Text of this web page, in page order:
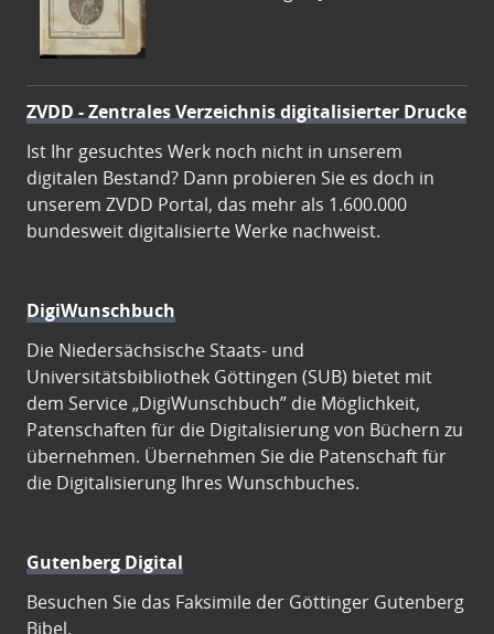
ZVDD - Zentrales Verzeichnis digitalisierter Drucke
Ist Ihr gesuchtes Werk noch nicht in unserem
digitalen Bestand? Dann probieren Sie es doch in
unserem ZVDD Portal, das mehr als 1.600.000
bundesweit digitalisierte Werke nachweist.
DigiWunschbuch
Die Niedersächsische Staats- und
Universitätsbibliothek Göttingen (SUB) bietet mit
dem Service „DigiWunschbuch” die Möglichkeit,
Patenschaften für die Digitalisierung von Büchern zu
übernehmen. Übernehmen Sie die Patenschaft für
die Digitalisierung Ihres Wunschbuches.
Gutenberg Digital
Besuchen Sie das Faksimile der Göttinger Gutenberg
Bibel.